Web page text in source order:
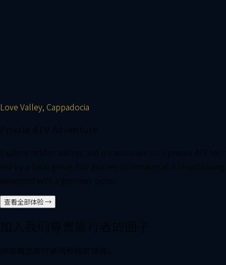
Love Valley, Cappadocia
Private ATV Adventure
Explore hidden valleys and ancient trails on a private ATV tour
led by a local guide. The journey culminates at a breathtaking
viewpoint with a gourmet picnic.
查看全部体验 →
加入我们尊贵旅行者的圈子
接收精选旅行资讯和独家体验。